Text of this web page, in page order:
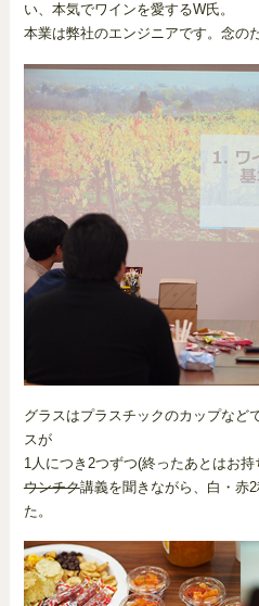
い、本気でワインを愛するW氏。
本業は弊社のエンジニアです。念のた
グラスはプラスチックのカップなど
スが
1人につき2つずつ(終ったあとはお
ウンチク講義を聞きながら、白・赤
た。